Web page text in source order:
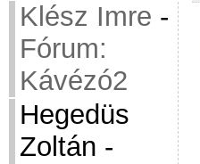
Klész Imre -
Fórum:
Kávézó2
Hegedüs
Zoltán -